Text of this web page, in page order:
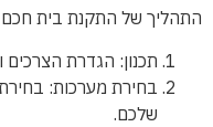
התהליך של התקנת בית חכם
תכנון: הגדרת הצרכים
בחירת מערכות:
שלכם.